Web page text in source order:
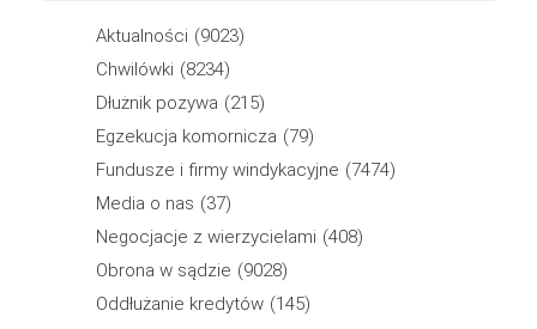
Aktualności (9023)
Chwilówki (8234)
Dłużnik pozywa (215)
Egzekucja komornicza (79)
Fundusze i firmy windykacyjne (7474)
Media o nas (37)
Negocjacje z wierzycielami (408)
Obrona w sądzie (9028)
Oddłużanie kredytów (145)